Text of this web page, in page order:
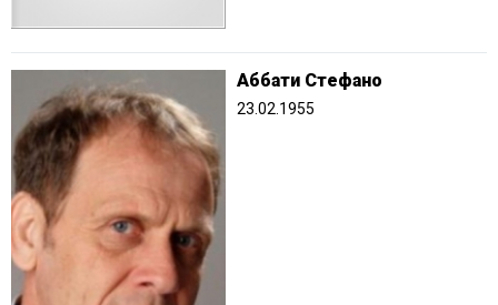
Аббати Стефано
23.02.1955